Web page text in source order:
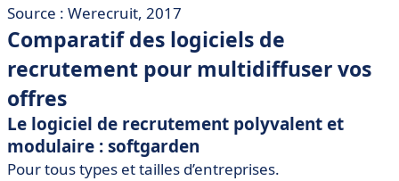
Source : Werecruit, 2017
Comparatif des logiciels de
recrutement pour multidiffuser vos
offres
Le logiciel de recrutement polyvalent et
modulaire : softgarden
Pour tous types et tailles d’entreprises.